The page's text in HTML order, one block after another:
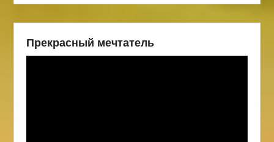
Прекрасный мечтатель